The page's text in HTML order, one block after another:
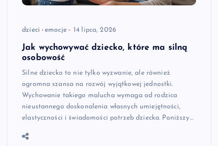
dzieci emocje 14 lipca, 2026
Jak wychowywać dziecko, które ma silną
osobowość
Silne dziecko to nie tylko wyzwanie, ale również
ogromna szansa na rozwój wyjątkowej jednostki.
Wychowanie takiego malucha wymaga od rodzica
nieustannego doskonalenia własnych umiejętności,
elastyczności i świadomości potrzeb dziecka. Poniższy…